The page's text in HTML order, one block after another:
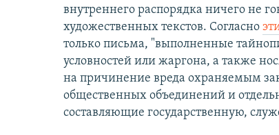
внутреннего распорядка ничего не
художественных текстов. Согласно
только письма, "выполненные
условностей или жаргона, а также
на причинение вреда охраняемым
общественных объединений и
составляющие государственную,